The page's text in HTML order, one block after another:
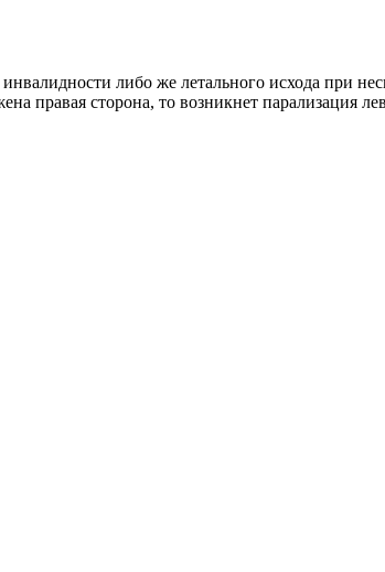
либо же летального исхода при
правая сторона, то возникнет парализация